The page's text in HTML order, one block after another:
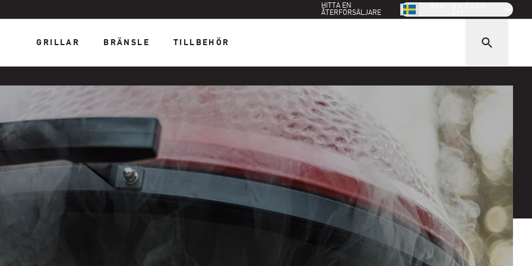
HITTA EN
ÅTERFÖRSÄLJARE
GRILLAR BRÄNSLE TILLBEHÖR